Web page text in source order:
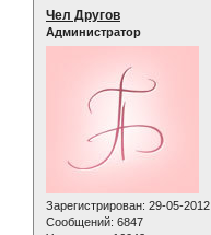
Чел Другов
Администратор
Зарегистрирован: 29-05-2012
Сообщений: 6847